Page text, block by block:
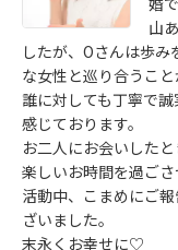
山
したが、Oさんは歩
な女性と巡り合うこと
誰に対しても丁寧で
感じております。
お二人にお会いした
楽しいお時間を過ごさ
活動中、こまめにご
ざいました。
末永くお幸せに♡